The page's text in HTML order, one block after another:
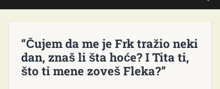
“Čujem da me je Frk tražio neki
dan, znaš li šta hoće? I Tita ti,
što ti mene zoveš Fleka?”